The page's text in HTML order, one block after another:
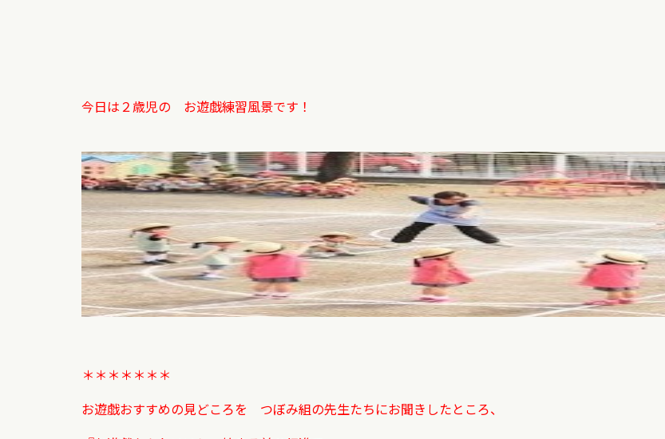
今日は２歳児の お遊戯練習風景です！
＊＊＊＊＊＊＊
お遊戯おすすめの見どころを つぼみ組の先生たちにお聞きしたところ、